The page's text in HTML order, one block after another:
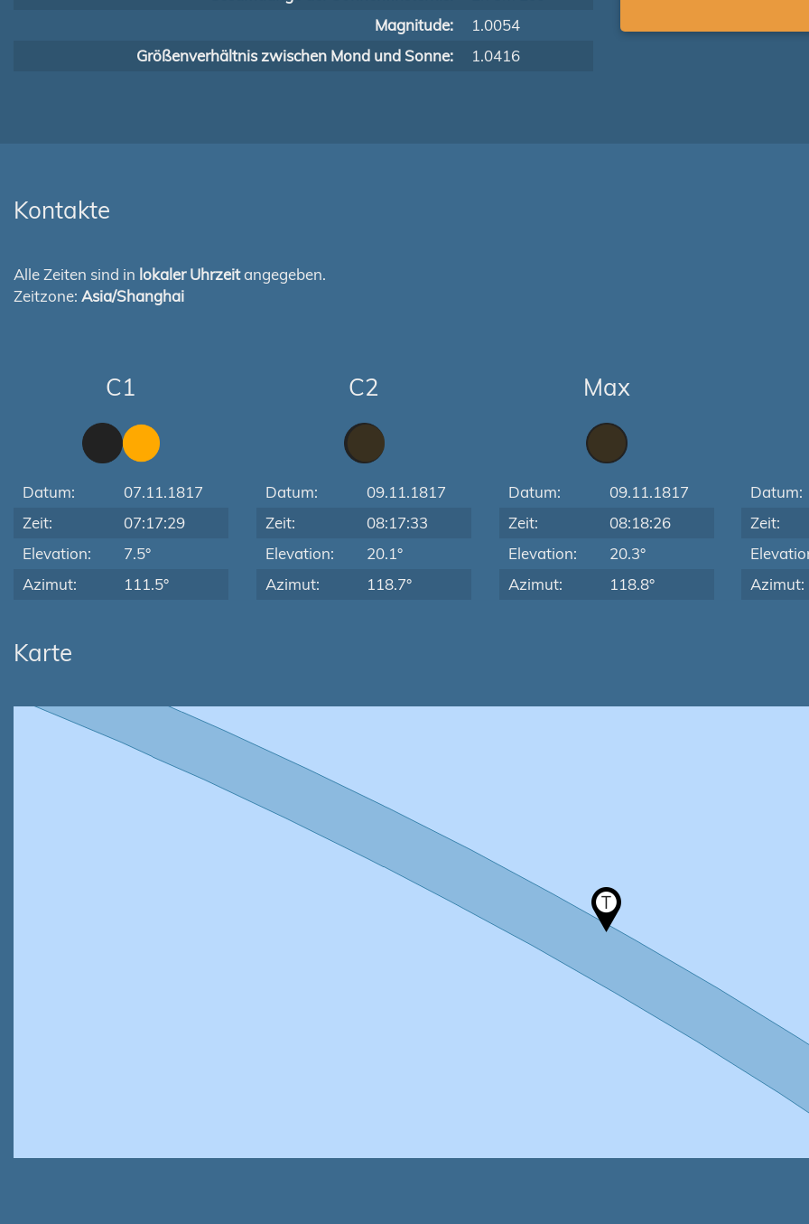
Magnitude:
1.0054
Größenverhältnis zwischen Mond und Sonne:
1.0416
Kontakte
Alle Zeiten sind in lokaler Uhrzeitangegeben.
Zeitzone: Asia/Shanghai
C1
Datum:
07.11.1817
Zeit:
07:17:29
Elevation:
7.5°
Azimut:
111.5°
C2
Datum:
09.11.1817
Zeit:
08:17:33
Elevation:
20.1°
Azimut:
118.7°
Max
Datum:
09.11.1817
Zeit:
08:18:26
Elevation:
20.3°
Azimut:
118.8°
Datum:
Zeit:
Azimut:
Karte